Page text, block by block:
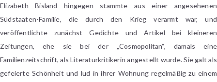
Elizabeth Bisland hingegen stammte aus einer angesehenen
Südstaaten-Familie, die durch den Krieg verarmt war, und
veröffentlichte zunächst Gedichte und Artikel bei kleineren
Zeitungen, ehe sie bei der „Cosmopolitan“, damals eine
Familienzeitschrift, als Literaturkritikerin angestellt wurde. Sie galt als
gefeierte Schönheit und lud in ihrer Wohnung regelmäßig zu einem